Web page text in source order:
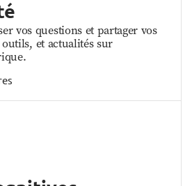
vos questions et partager vos
et actualités sur